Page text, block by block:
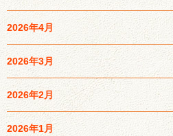
2026年4月
2026年3月
2026年2月
2026年1月